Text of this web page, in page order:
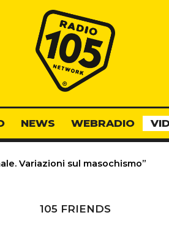
Radio 105
NEWS WEBRADIO
Variazioni sul masochismo”
105 FRIENDS